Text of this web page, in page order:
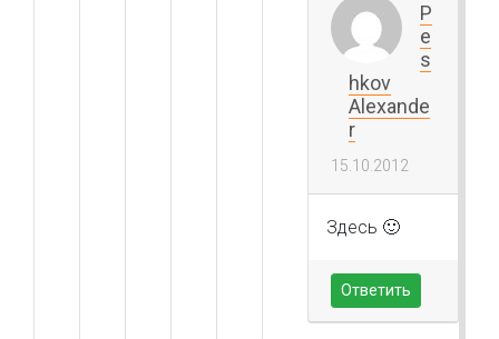
P
e
s
hkov
Alexande
r
15.10.2012
Здесь 🙂
Ответить